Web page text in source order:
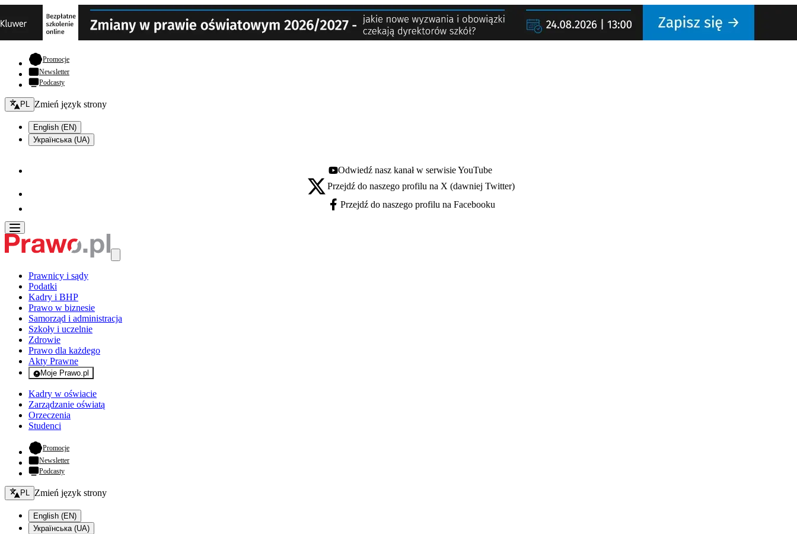
Promocje- otwiera się w nowej karcie
Newsletter
Podcasty
Zmień język - bieżący:
PL Zmień język strony
English (EN)
Українська (UA)
Youtube - otwiera się w nowej karcie
Odwiedź nasz kanał w serwisie YouTube
X - otwiera się w nowej karcie
Przejdź do naszego profilu na X (dawniej Twitter)
Facebook - otwiera się w nowej karcie
Przejdź do naszego profilu na Facebooku
Prawnicy i sądy
Podatki
Kadry i BHP
Prawo w biznesie
Samorząd i administracja
Szkoły i uczelnie
Zdrowie
Prawo dla każdego
Akty Prawne
Moje Prawo.pl
- rejestracja i logowanie do serwisu
Kadry w oświacie
Zarządzanie oświatą
Orzeczenia
Studenci
Promocje- otwiera się w nowej karcie
Newsletter
Podcasty
Zmień język - bieżący:
PL Zmień język strony
English (EN)
Українська (UA)